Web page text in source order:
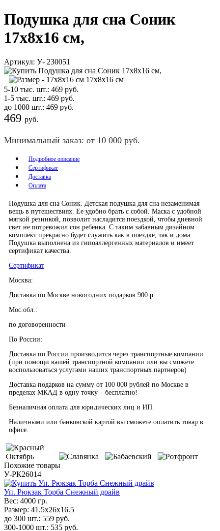
Подушка для сна Соник
17х8х16 см,
Артикул: У- 230051
17х8х16 см
5-10 тыс. шт.: 469 руб.
1-5 тыс. шт.: 469 руб.
до 1000 шт.: 469 руб.
469 руб.
Минимальный заказ: от 10 000 руб.
Подробное описание
Сертификат
Доставка
Оплата
Подушка для сна Соник. Детская подушка для сна незаменимая
вещь в путешествиях. Ее удобно брать с собой. Маска с удобной
мягкой резинкой, позволит насладится поездкой, чтобы дневной
свет не потревожил сон ребенка. С таким забавным дизайном
комплект прекрасно будет служить как в поездке, так и дома.
Подушка выполнена из гипоаллергенных материалов и имеет
сертификат качества.
Сертификат
Москва:
Доставка по Москве новогодних подарков 900 р.
Мос.обл.:
по договоренности
По России:
Доставка по России производится через транспортные компании
(при помощи вашей транспортной компании или вы сможете
воспользоваться услугами наших транспортных партнеров)
Доставка подарков на сумму от 100 000 рублей по Москве в
пределах МКАД в одну точку – бесплатно!
Безналичная оплата для юридических лиц и ИП.
Наличными или банковской картой вы сможете оплатить товар в
офисе.
Похожие товары
У-РК26014
Уп. Рюкзак Торба Снежный драйв
Вес: 4000 гр.
Размер: 41.5х26х16.5
до 300 шт.: 559 руб.
300-1000 шт.: 535 руб.